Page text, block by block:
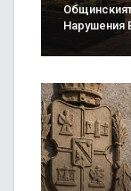
Нарушения